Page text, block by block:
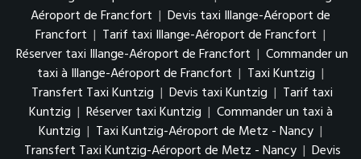
Aéroport de Francfort | Devis taxi Illange-Aéroport de
Francfort | Tarif taxi Illange-Aéroport de Francfort |
Réserver taxi Illange-Aéroport de Francfort | Commander un
taxi à Illange-Aéroport de Francfort | Taxi Kuntzig |
Transfert Taxi Kuntzig | Devis taxi Kuntzig | Tarif taxi
Kuntzig | Réserver taxi Kuntzig | Commander un taxi à
Kuntzig | Taxi Kuntzig-Aéroport de Metz - Nancy |
Transfert Taxi Kuntzig-Aéroport de Metz - Nancy | Devis